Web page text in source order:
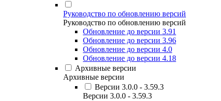
Руководство по обновлению версий
Руководство по обновлению версий
Обновление до версии 3.91
Обновление до версии 3.96
Обновление до версии 4.0
Обновление до версии 4.18
Архивные версии
Архивные версии
Версии 3.0.0 - 3.59.3
Версии 3.0.0 - 3.59.3